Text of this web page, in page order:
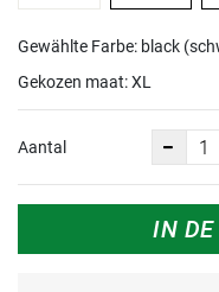
Gewählte Farbe: black
Gekozen maat:XL
Aantal
IN